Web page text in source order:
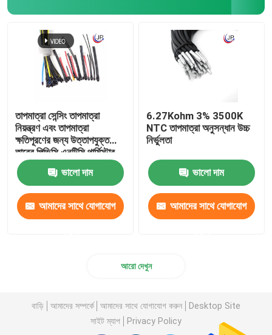
তাপমাত্রা সেন্সিং তাপমাত্রা
নিয়ন্ত্রণ এবং তাপমাত্রা
ক্ষতিপূরণের জন্য উত্তাপযুক্ত
তারের পিভিসি এনটিসি থার্মিস্টার
প্রোব
ভালো দাম
আমাদের সাথে যোগাযোগ
6.27Kohm 3% 3500K
NTC তাপমাত্রা অনুসন্ধান উচ্চ
নির্ভুলতা
ভালো দাম
আমাদের সাথে যোগাযোগ
আরো দেখুন
বাড়ি আমাদের সম্পর্কে আমাদের সাথে যোগাযোগ করুন
Desktop Site
সাইট ম্যাপ
Privacy Policy